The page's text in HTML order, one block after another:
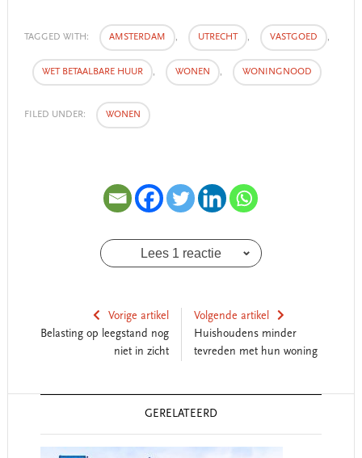
TAGGED WITH: AMSTERDAM , UTRECHT , VASTGOED ,
WET BETAALBARE HUUR , WONEN , WONINGNOOD
FILED UNDER: WONEN
Lees 1 reactie
Vorige artikel
Belasting op leegstand nog
niet in zicht
Volgende artikel
Huishoudens minder
tevreden met hun woning
GERELATEERD